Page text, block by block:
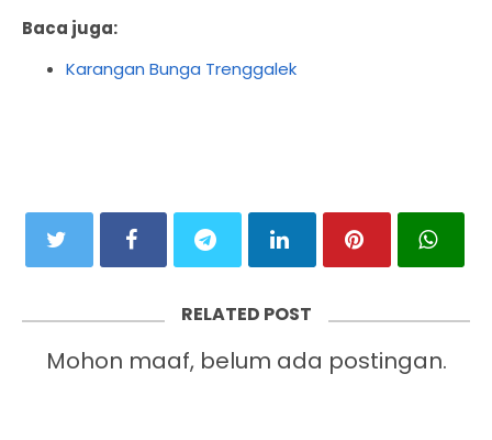
Baca juga:
Karangan Bunga Trenggalek
RELATED POST
Mohon maaf, belum ada postingan.